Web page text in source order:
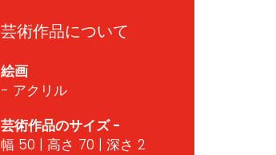
芸術作品について
絵画
- アクリル
芸術作品のサイズ -
幅 50 | 高さ 70 | 深さ 2